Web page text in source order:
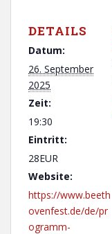
DETAILS
Datum:
26. September
2025
Zeit:
19:30
Eintritt:
28EUR
Website:
https://www.beeth
ovenfest.de/de/pr
ogramm-